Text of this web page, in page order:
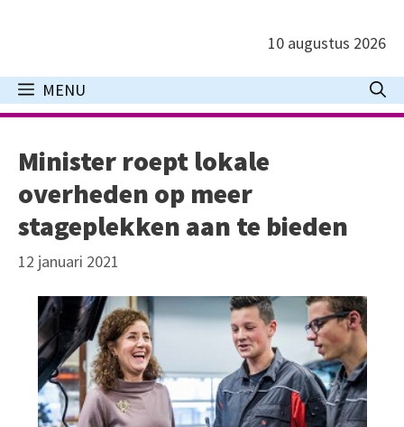
inhoud
10 augustus 2026
MENU
Minister roept lokale
overheden op meer
stageplekken aan te bieden
12 januari 2021